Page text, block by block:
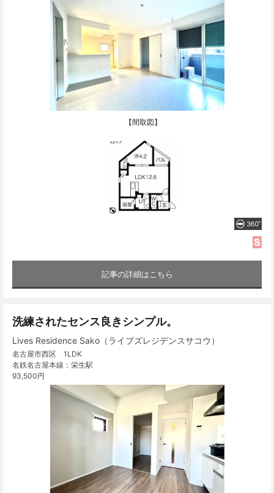
【間取図】
記事の詳細はこちら
洗練されたセンス良きシンプル。
Lives Residence Sako（ライブズレジデンスサコウ）
名古屋市西区 1LDK
名鉄名古屋本線：栄生駅
93,500円